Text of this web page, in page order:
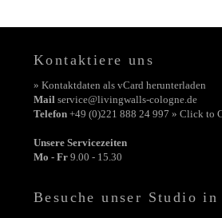
Kontaktiere uns
» Kontaktdaten als vCard herunterladen
Mail service@livingwalls-cologne.de
Telefon +49 (0)221 888 24 997 » Click to
Unsere Servicezeiten
Mo - Fr 9.00 - 15.30
Besuche unser Studio